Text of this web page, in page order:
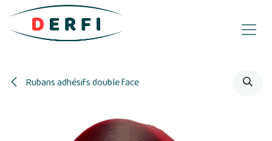
Se rendre au contenu
Rubans adhésifs double face